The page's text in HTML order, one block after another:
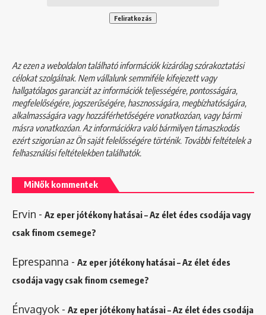
Az ezen a weboldalon található információk kizárólag szórakoztatási
célokat szolgálnak. Nem vállalunk semmiféle kifejezett vagy
hallgatólagos garanciát az információk teljességére, pontosságára,
megfelelőségére, jogszerűségére, hasznosságára, megbízhatóságára,
alkalmasságára vagy hozzáférhetőségére vonatkozóan, vagy bármi
másra vonatkozóan. Az információkra való bármilyen támaszkodás
ezért szigorúan az Ön saját felelősségére történik. További feltételek a
felhasználási feltételekbentalálhatók.
MiNők kommentek
Ervin - Az eper jótékony hatásai – Az élet édes csodája vagy
csak finom csemege?
Eprespanna - Az eper jótékony hatásai – Az élet édes
csodája vagy csak finom csemege?
Énvagyok - Az eper jótékony hatásai – Az élet édes csodája